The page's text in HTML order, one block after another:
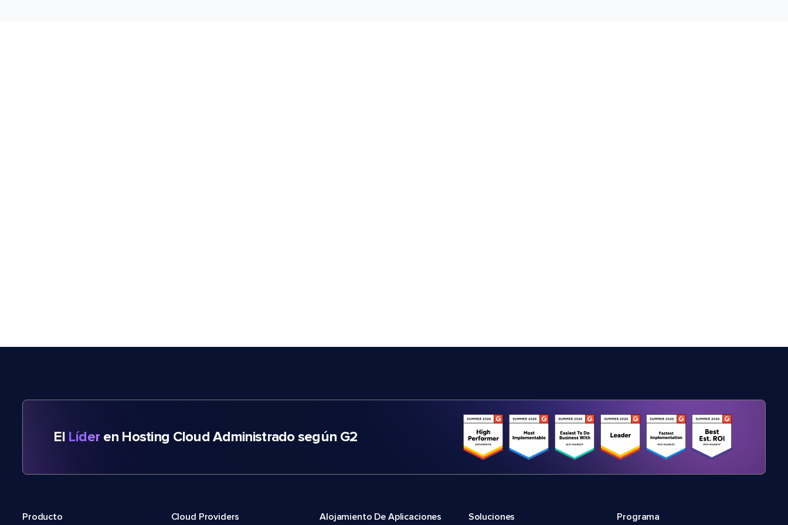
El Líder en Hosting Cloud Administrado según G2
Producto Cloud Providers Alojamiento De Aplicaciones Soluciones Programa